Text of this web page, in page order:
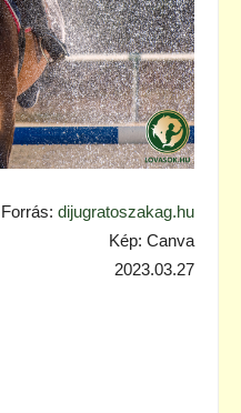
Forrás: dijugratoszakag.hu
Kép: Canva
2023.03.27